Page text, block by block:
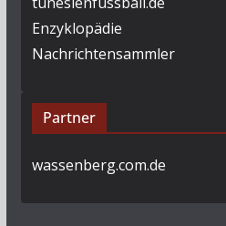
Enzyklopädie
Nachrichtensammler
Partner
wassenberg.com.de